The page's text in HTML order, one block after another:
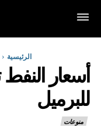
الرئيسية
للبرميل
منوعات